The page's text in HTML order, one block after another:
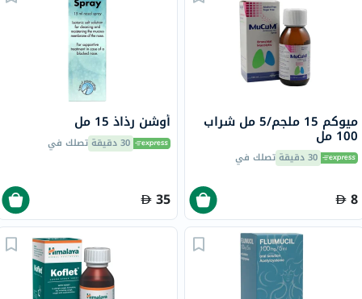
ميوكم 15 ملجم/5 مل شراب
100 مل
30 دقيقة تصلك في
8
أوشن رذاذ 15 مل
30 دقيقة تصلك في
35